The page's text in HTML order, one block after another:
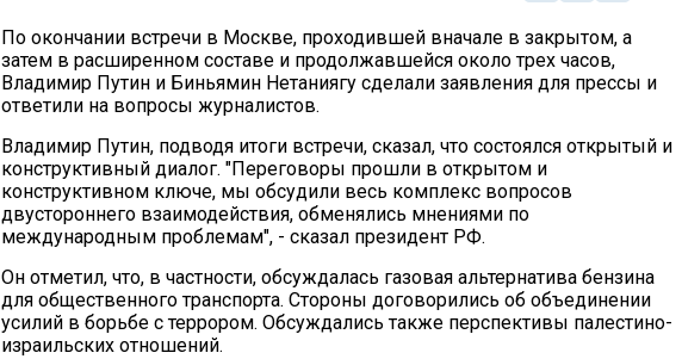
По окончании встречи в Москве, проходившей вначале в закрытом, а
затем в расширенном составе и продолжавшейся около трех часов,
Владимир Путин и Биньямин Нетаниягу сделали заявления для прессы и
ответили на вопросы журналистов.
Владимир Путин, подводя итоги встречи, сказал, что состоялся открытый и
конструктивный диалог. "Переговоры прошли в открытом и
конструктивном ключе, мы обсудили весь комплекс вопросов
двустороннего взаимодействия, обменялись мнениями по
международным проблемам", - сказал президент РФ.
Он отметил, что, в частности, обсуждалась газовая альтернатива бензина
для общественного транспорта. Стороны договорились об объединении
усилий в борьбе с террором. Обсуждались также перспективы палестино-
израильских отношений.